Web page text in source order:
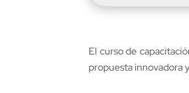
El curso de
propuesta innovadora